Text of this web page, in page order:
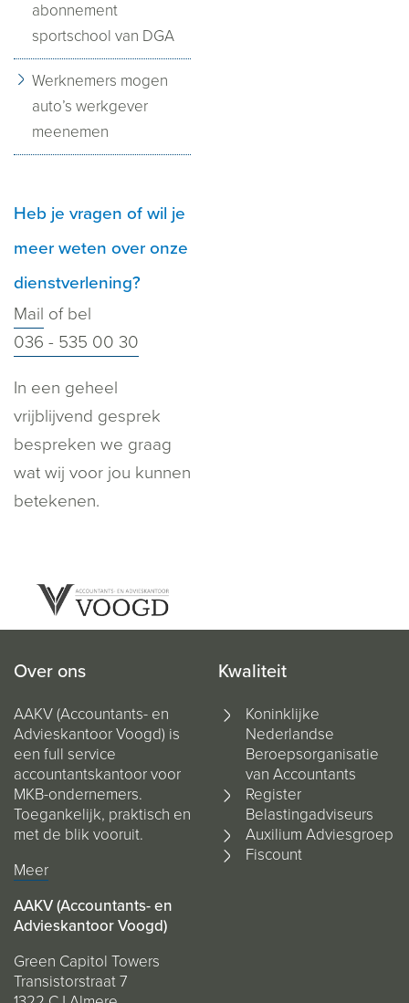
abonnement
sportschool van DGA
Werknemers mogen
auto’s werkgever
meenemen
Heb je vragen of wil je
meer weten over onze
dienstverlening?
Mail of bel
036 - 535 00 30
In een geheel
vrijblijvend gesprek
bespreken we graag
wat wij voor jou kunnen
betekenen.
Over ons
AAKV (Accountants- en
Advieskantoor Voogd) is
een full service
accountantskantoor voor
MKB-ondernemers.
Toegankelijk, praktisch en
met de blik vooruit.
Meer
Kwaliteit
Koninklijke
Nederlandse
Beroepsorganisatie
van Accountants
Register
Belastingadviseurs
Auxilium Adviesgroep
Fiscount
AAKV (Accountants- en
Advieskantoor Voogd)
Green Capitol Towers
Transistorstraat 7